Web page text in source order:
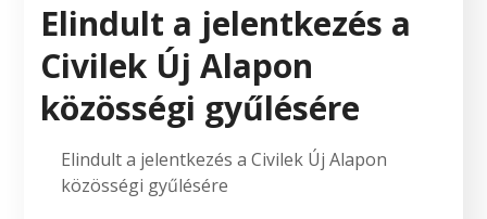
Elindult a jelentkezés a
Civilek Új Alapon
közösségi gyűlésére
Elindult a jelentkezés a Civilek Új Alapon
közösségi gyűlésére